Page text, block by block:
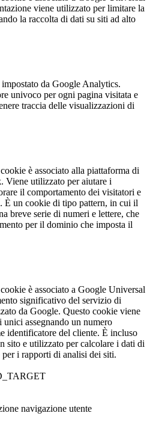
viene utilizzato per limitare la
la raccolta di dati su siti ad alto
da Google Analytics.
univoco per ogni pagina visitata e
traccia delle visualizzazioni di
è associato alla piattaforma di
Viene utilizzato per aiutare i
il comportamento dei visitatori e
È un cookie di tipo pattern, in cui il
breve serie di numeri e lettere, che
per il dominio che imposta il
è associato a Google Universal
significativo del servizio di
da Google. Questo cookie viene
assegnando un numero
identificatore del cliente. È incluso
sito e utilizzato per calcolare i dati di
i rapporti di analisi dei siti.
navigazione utente